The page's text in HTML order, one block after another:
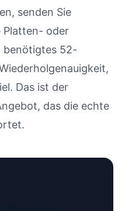
senden Sie
Platten- oder
benötigtes 52-
Das ist der
das die echte